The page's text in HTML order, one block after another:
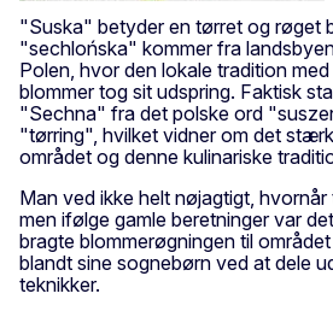
"Suska" betyder en tørret og røget
"sechlońska" kommer fra
Polen, hvor den lokale tradition
blommer tog sit udspring. Faktisk
"Sechna" fra det polske ord
"tørring", hvilket vidner om det
området og denne kulinariske
Man ved ikke helt nøjagtigt,
men ifølge gamle beretninger var
bragte blommerøgningen til
blandt sine sognebørn ved at dele
teknikker.